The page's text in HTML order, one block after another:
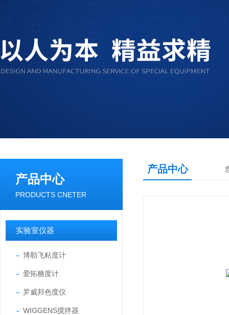
产品中心
PRODUCTS CNETER
实验室仪器
博勒飞粘度计
爱拓糖度计
罗威邦色度仪
WIGGENS搅拌器
产品中心